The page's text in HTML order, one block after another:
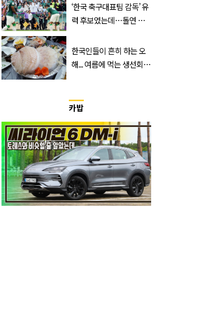
(이유)
‘한국 축구대표팀 감독’ 유
력 후보였는데…돌연 코
‘거장’
한국인들이 흔히 하는 오
해... 여름에 먹는 생선회가
카밥